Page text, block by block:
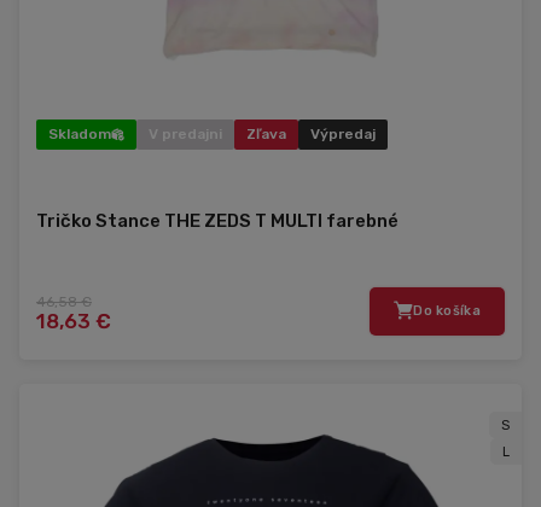
Skladom V predajni Zľava Výpredaj
Tričko Stance THE ZEDS T MULTI farebné
46,58 €
18,63 € Do košíka
S
L